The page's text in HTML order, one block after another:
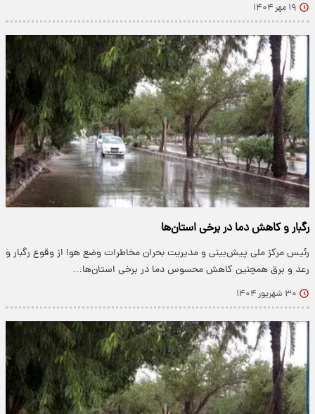
۱۹ مهر ۱۴۰۴
رگبار و کاهش دما در برخی استان‌ها
رئیس مرکز ملی پیش‌بینی و مدیریت بحران مخاطرات وضع هوا از وقوع رگبار و
رعد و برق همچنین کاهش محسوس دما در برخی استان‌ها…
۳۰ شهریور ۱۴۰۴